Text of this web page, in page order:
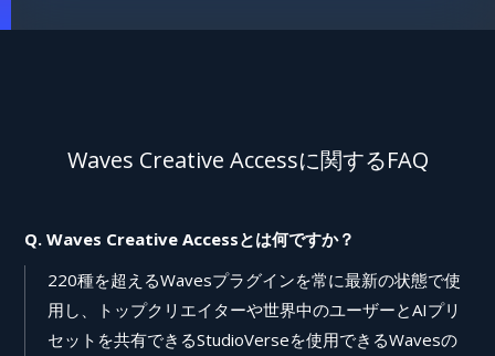
Waves Creative Accessに関するFAQ
Q. Waves Creative Accessとは何ですか？
220種を超えるWavesプラグインを常に最新の状態で使
用し、トップクリエイターや世界中のユーザーとAIプリ
セットを共有できるStudioVerseを使用できるWavesの